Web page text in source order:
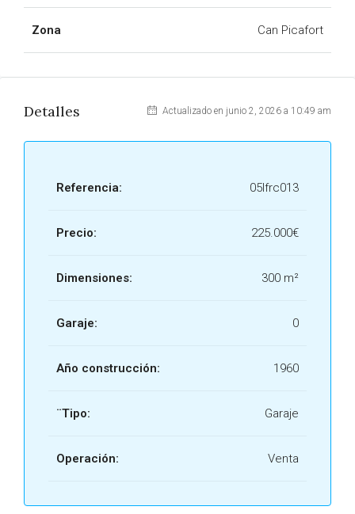
Zona Can Picafort
Detalles Actualizado en junio 2, 2026 a 10:49 am
Referencia: 05lfrc013
Precio: 225.000€
Dimensiones: 300 m²
Garaje: 0
Año construcción: 1960
¨Tipo: Garaje
Operación: Venta